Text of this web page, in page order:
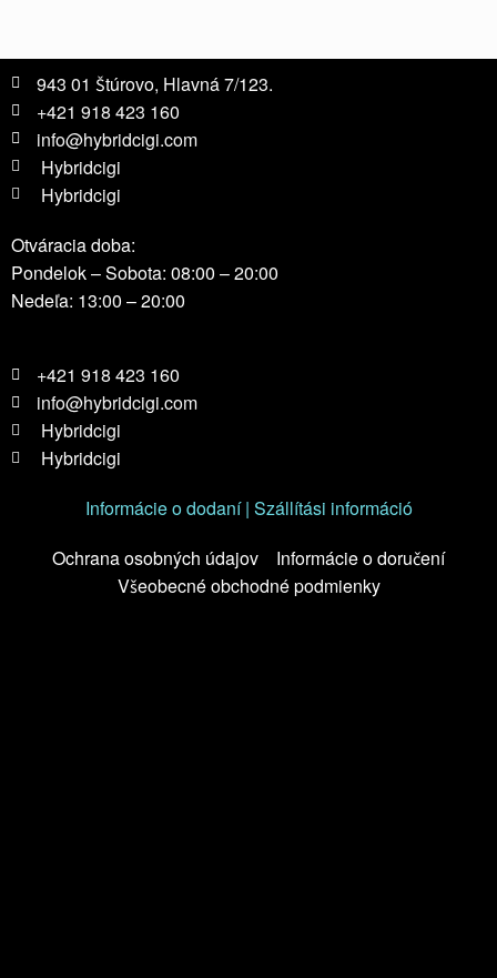
943 01 Štúrovo, Hlavná 7/123.
+421 918 423 160
info@hybridcigi.com
Hybridcigi
Hybridcigi
Otváracia doba:
Pondelok – Sobota: 08:00 – 20:00
Nedeľa: 13:00 – 20:00
+421 918 423 160
info@hybridcigi.com
Hybridcigi
Hybridcigi
Informácie o dodaní | Szállítási információ
Ochrana osobných údajov
Informácie o doručení
Všeobecné obchodné podmienky